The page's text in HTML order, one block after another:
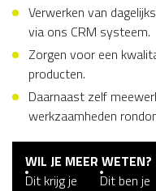
Verwerken van
via ons CRM systeem.
Zorgen voor een
producten.
Daarnaast zelf
werkzaamheden
WIL JE MEER WETEN?
Dit krijg je
Dit ben je